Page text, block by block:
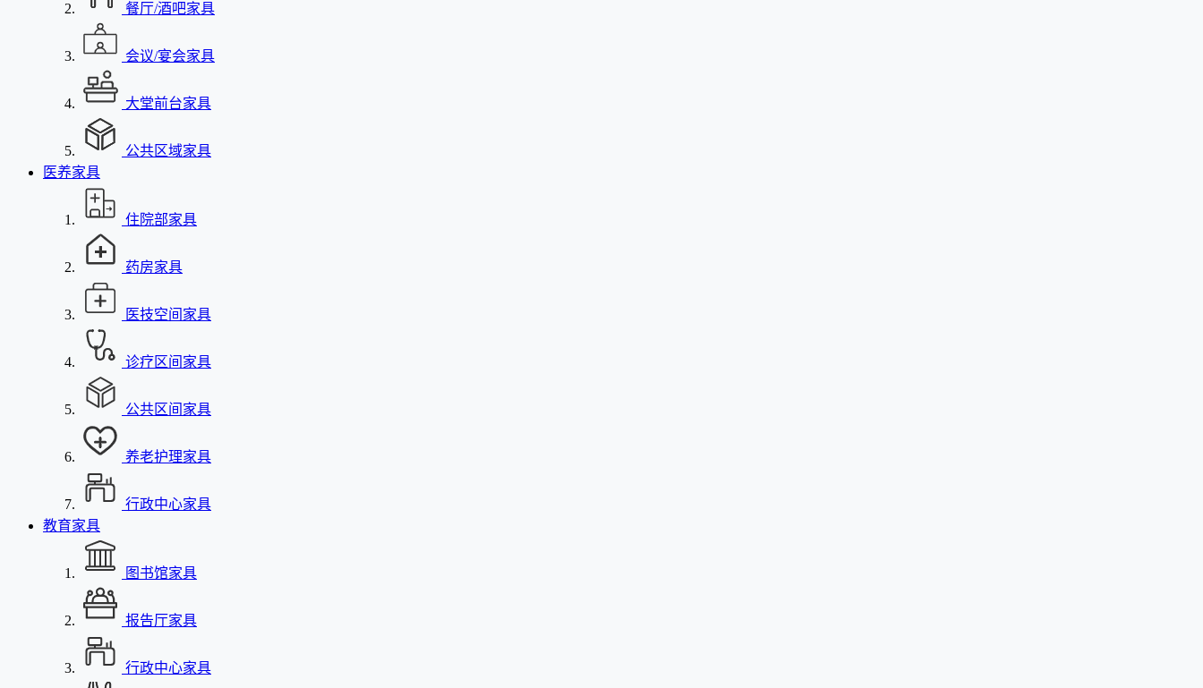
餐厅/酒吧家具
会议/宴会家具
大堂前台家具
公共区域家具
医养家具
住院部家具
药房家具
医技空间家具
诊疗区间家具
公共区间家具
养老护理家具
行政中心家具
教育家具
图书馆家具
报告厅家具
行政中心家具